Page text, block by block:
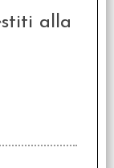
SCONTO 20%
alla